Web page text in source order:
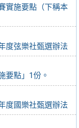
實施要點（下稱本
度弦樂社甄選辦法
要點」1份。
度國樂社甄選辦法